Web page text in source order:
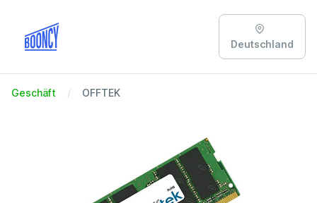
Deutschland
Geschäft OFFTEK